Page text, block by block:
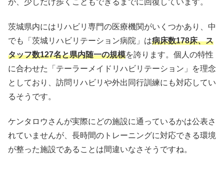
茨城県内にはリハビリ専門の医療機関がいくつかあり、中
でも「茨城リハビリテーション病院」は病床数178床、ス
タッフ数127名と県内随一の規模を誇ります。個人の特性
に合わせた「テーラーメイドリハビリテーション」を理念
としており、訪問リハビリや外出同行訓練にも対応してい
るそうです。
ケンタロウさんが実際にどの施設に通っているかは公表さ
れていませんが、長時間のトレーニングに対応できる環境
が整った施設であることは間違いなさそうですね。